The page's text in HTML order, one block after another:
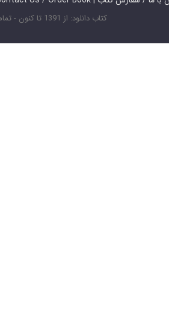
کتاب دانلود: از 1391 تا کنون - تمامی حقوق محفوظ است